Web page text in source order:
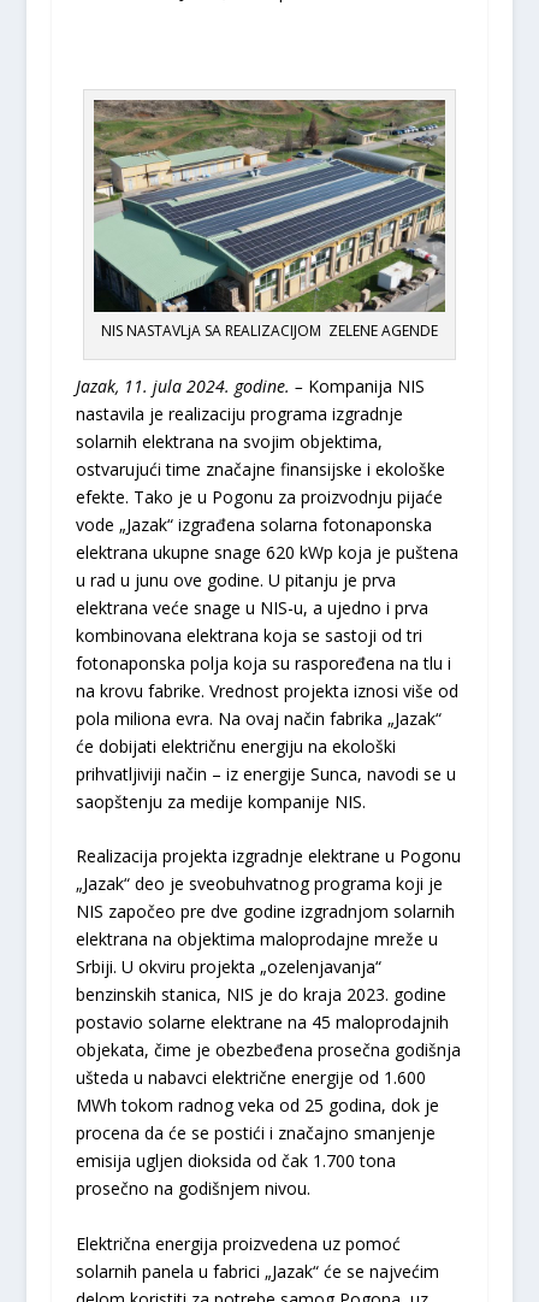
NIS NASTAVLjA SA REALIZACIJOM ZELENE AGENDE
Jazak, 11. jula 2024. godine. – Kompanija NIS
nastavila je realizaciju programa izgradnje
solarnih elektrana na svojim objektima,
ostvarujući time značajne finansijske i ekološke
efekte. Tako je u Pogonu za proizvodnju pijaće
vode „Jazak“ izgrađena solarna fotonaponska
elektrana ukupne snage 620 kWp koja je puštena
u rad u junu ove godine. U pitanju je prva
elektrana veće snage u NIS-u, a ujedno i prva
kombinovana elektrana koja se sastoji od tri
fotonaponska polјa koja su raspoređena na tlu i
na krovu fabrike. Vrednost projekta iznosi više od
pola miliona evra. Na ovaj način fabrika „Jazak“
će dobijati električnu energiju na ekološki
prihvatlјiviji način – iz energije Sunca, navodi se u
saopštenju za medije kompanije NIS.
Realizacija projekta izgradnje elektrane u Pogonu
„Jazak“ deo je sveobuhvatnog programa koji je
NIS započeo pre dve godine izgradnjom solarnih
elektrana na objektima maloprodajne mreže u
Srbiji. U okviru projekta „ozelenjavanja“
benzinskih stanica, NIS je do kraja 2023. godine
postavio solarne elektrane na 45 maloprodajnih
objekata, čime je obezbeđena prosečna godišnja
ušteda u nabavci električne energije od 1.600
MWh tokom radnog veka od 25 godina, dok je
procena da će se postići i značajno smanjenje
emisija uglјen dioksida od čak 1.700 tona
prosečno na godišnjem nivou.
Električna energija proizvedena uz pomoć
solarnih panela u fabrici „Jazak“ će se najvećim